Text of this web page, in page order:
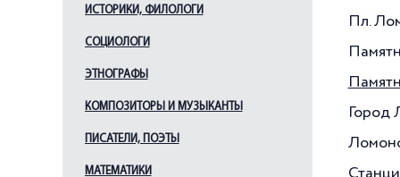
Кербедз С. В.
Кибальчич Н. И.
Климов В. Я.
ИСТОРИКИ, ФИЛОЛОГИ
СОЦИОЛОГИ
ЭТНОГРАФЫ
КОМПОЗИТОРЫ И МУЗЫКАНТЫ
ПИСАТЕЛИ, ПОЭТЫ
МАТЕМАТИКИ
Пл.
Город